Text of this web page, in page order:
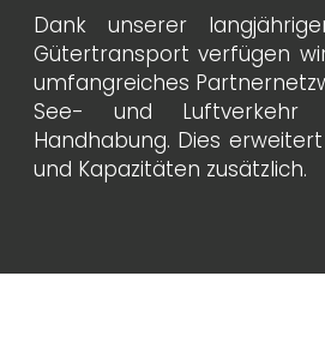
Dank unserer
Gütertransport verfügen
umfangreiches
See- und
Handhabung. Dies
und Kapazitäten zusätzlich.